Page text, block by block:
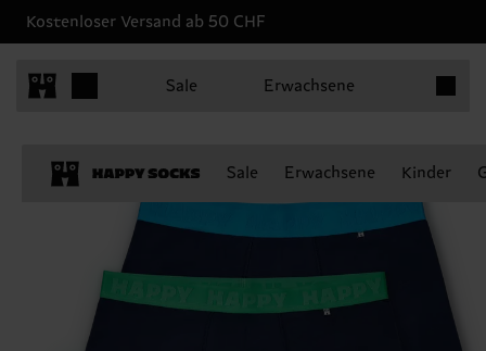
Kostenloser Versand ab 50 CHF
Sale Erwachsene
Sale Erwachsene Kinder